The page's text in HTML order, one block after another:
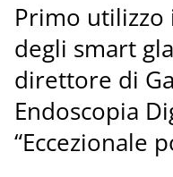
Primo
degli smart
direttore di
Endoscopia
“Eccezionale